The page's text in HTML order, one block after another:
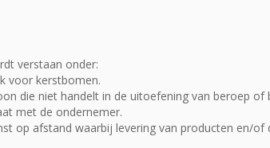
verstaan onder:
voor kerstbomen.
die niet handelt in de uitoefening van beroep of
met de ondernemer.
op afstand waarbij levering van producten en/of